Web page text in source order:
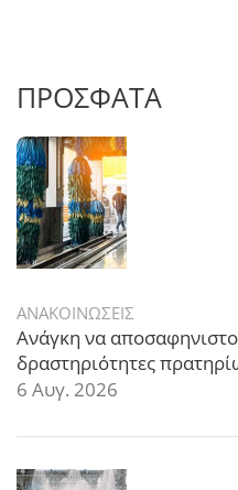
ΠΡΟΣΦΑΤΑ
ΑΝΑΚΟΙΝΩΣΕΙΣ
Ανάγκη να
δραστηριότητες
6 Αυγ. 2026